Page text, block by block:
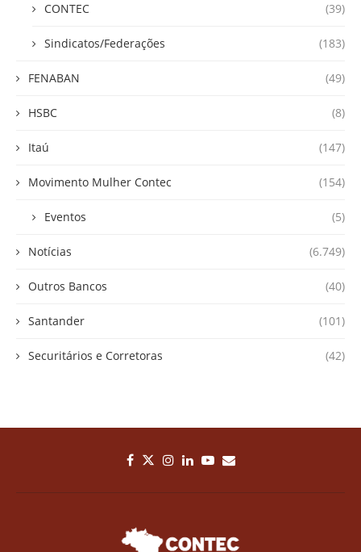
CONTEC (39)
Sindicatos/Federações (183)
FENABAN (49)
HSBC (8)
Itaú (147)
Movimento Mulher Contec (154)
Eventos (5)
Notícias (6.749)
Outros Bancos (40)
Santander (101)
Securitários e Corretoras (42)